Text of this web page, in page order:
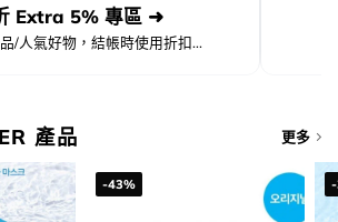
Extra 5% 專區 ➜
/人氣好物，結帳時使用折扣...
產品 更多
-43%